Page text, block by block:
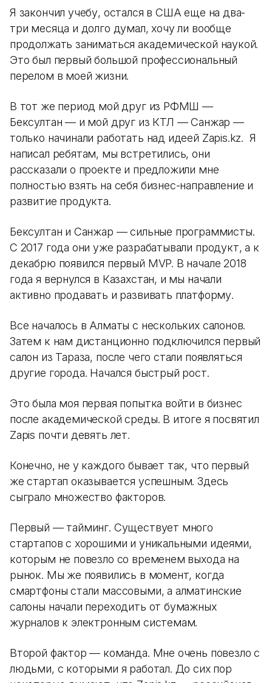
Я закончил учебу, остался в США еще на два-
три месяца и долго думал, хочу ли вообще
продолжать заниматься академической наукой.
Это был первый большой профессиональный
перелом в моей жизни.
В тот же период мой друг из РФМШ —
Бексултан — и мой друг из КТЛ — Санжар —
только начинали работать над идеей Zapis.kz. Я
написал ребятам, мы встретились, они
рассказали о проекте и предложили мне
полностью взять на себя бизнес-направление и
развитие продукта.
Бексултан и Санжар — сильные программисты.
С 2017 года они уже разрабатывали продукт, а к
декабрю появился первый MVP. В начале 2018
года я вернулся в Казахстан, и мы начали
активно продавать и развивать платформу.
Все началось в Алматы с нескольких салонов.
Затем к нам дистанционно подключился первый
салон из Тараза, после чего стали появляться
другие города. Начался быстрый рост.
Это была моя первая попытка войти в бизнес
после академической среды. В итоге я посвятил
Zapis почти девять лет.
Конечно, не у каждого бывает так, что первый
же стартап оказывается успешным. Здесь
сыграло множество факторов.
Первый — тайминг. Существует много
стартапов с хорошими и уникальными идеями,
которым не повезло со временем выхода на
рынок. Мы же появились в момент, когда
смартфоны стали массовыми, а алматинские
салоны начали переходить от бумажных
журналов к электронным системам.
Второй фактор — команда. Мне очень повезло с
людьми, с которыми я работал. До сих пор